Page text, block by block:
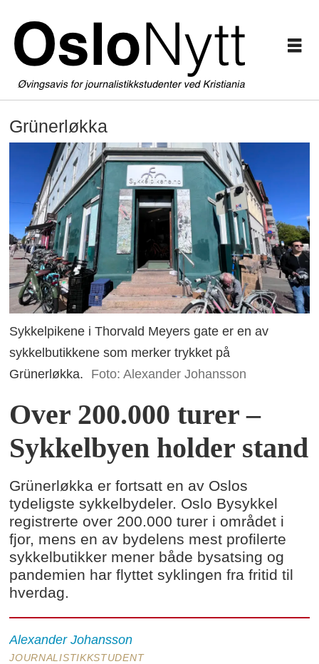
Grünerløkka
Sykkelpikene i Thorvald Meyers gate er en av
sykkelbutikkene som merker trykket på
Grünerløkka.
Foto: Alexander Johansson
Over 200.000 turer –
Sykkelbyen holder stand
Grünerløkka er fortsatt en av Oslos
tydeligste sykkelbydeler. Oslo Bysykkel
registrerte over 200.000 turer i området i
fjor, mens en av bydelens mest profilerte
sykkelbutikker mener både bysatsing og
pandemien har flyttet syklingen fra fritid til
hverdag.
Alexander Johansson
JOURNALISTIKKSTUDENT